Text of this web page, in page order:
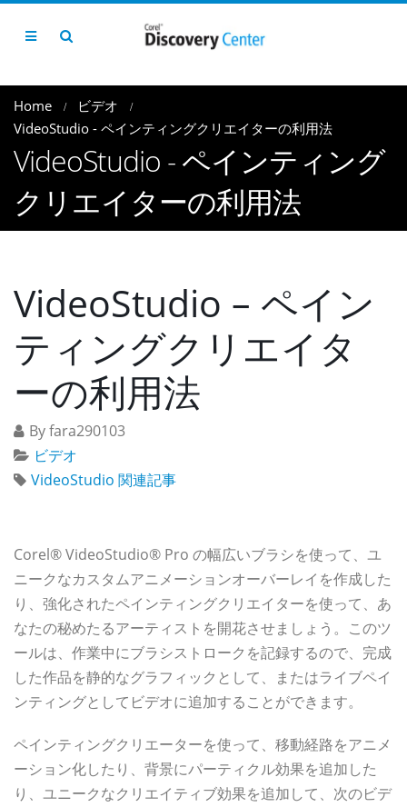
Home
ビデオ
VideoStudio - ペインティングクリエイターの利用法
VideoStudio - ペインティング
クリエイターの利用法
VideoStudio – ペイン
ティングクリエイタ
ーの利用法
By fara290103
ビデオ
VideoStudio 関連記事
Corel® VideoStudio® Pro の幅広いブラシを使って、ユ
ニークなカスタムアニメーションオーバーレイを作成した
り、強化されたペインティングクリエイターを使って、あ
なたの秘めたるアーティストを開花させましょう。このツ
ールは、作業中にブラシストロークを記録するので、完成
した作品を静的なグラフィックとして、またはライブペイ
ンティングとしてビデオに追加することができます。
ペインティングクリエーターを使って、移動経路をアニメ
ーション化したり、背景にパーティクル効果を追加した
り、ユニークなクリエイティブ効果を追加して、次のビデ